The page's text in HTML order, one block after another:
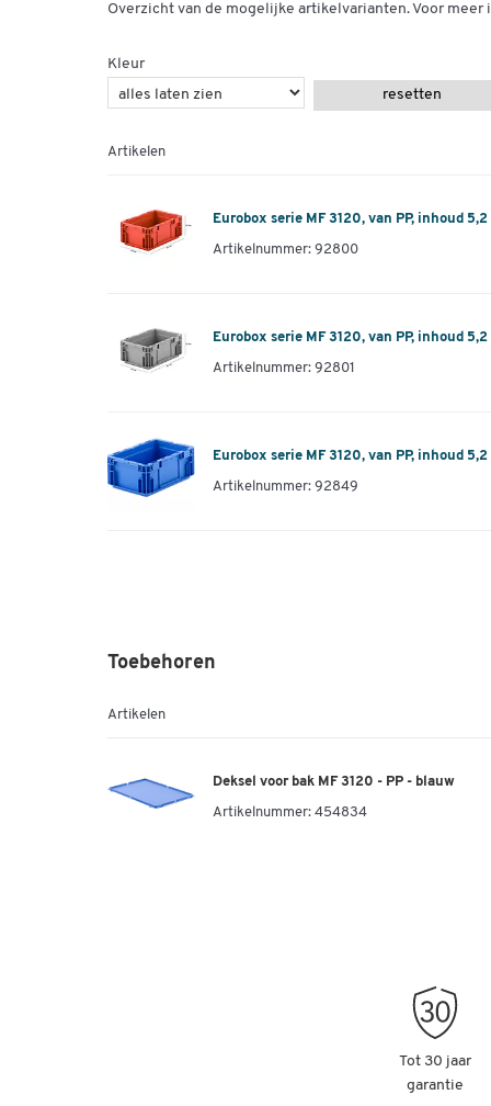
Overzicht van de mogelijke artikelvarianten. Voor
Kleur
resetten
Artikelen
Eurobox serie MF 3120, van PP, inhoud
Artikelnummer: 92800
Eurobox serie MF 3120, van PP, inhoud
Artikelnummer: 92801
Eurobox serie MF 3120, van PP, inhoud
Artikelnummer: 92849
Toebehoren
Artikelen
Deksel voor bak MF 3120 - PP - blauw
Artikelnummer: 454834
Tot 30 jaar
garantie